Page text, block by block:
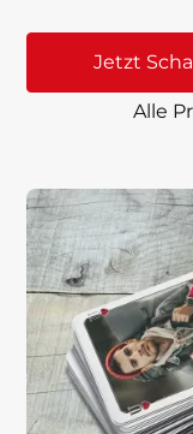
Jetzt
Alle